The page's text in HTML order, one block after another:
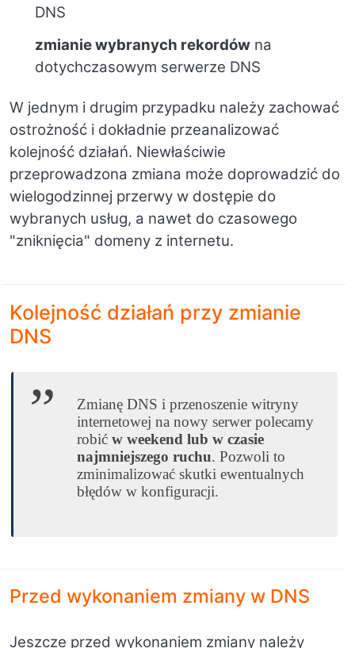
DNS
zmianie wybranych rekordów na
dotychczasowym serwerze DNS
W jednym i drugim przypadku należy zachować
ostrożność i dokładnie przeanalizować
kolejność działań. Niewłaściwie
przeprowadzona zmiana może doprowadzić do
wielogodzinnej przerwy w dostępie do
wybranych usług, a nawet do czasowego
"zniknięcia" domeny z internetu.
Kolejność działań przy zmianie
DNS
Zmianę DNS i przenoszenie witryny
internetowej na nowy serwer polecamy
robić w weekend lub w czasie
najmniejszego ruchu. Pozwoli to
zminimalizować skutki ewentualnych
błędów w konfiguracji.
Przed wykonaniem zmiany w DNS
Jeszcze przed wykonaniem zmiany należy